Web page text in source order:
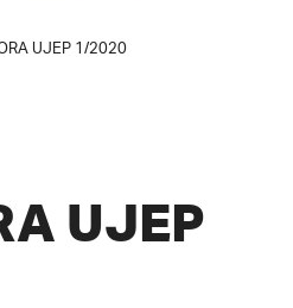
UJEP 1/2020
UJEP